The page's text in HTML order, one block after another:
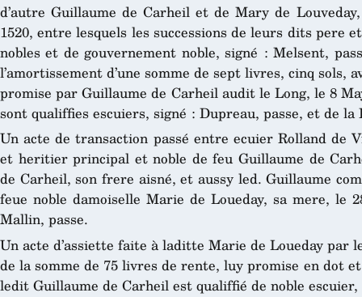
d’autre Guillaume de Carheil et de Mary de
1520, entre lesquels les successions de leurs dits pere
nobles et de gouvernement noble, signé : Melsent,
l’amortissement d’une somme de sept livres, cinq
promise par Guillaume de Carheil audit le Long, le 8
sont qualiffies escuiers, signé : Dupreau, passe, et de la
Un acte de transaction passé entre ecuier Rolland de
et heritier principal et noble de feu Guillaume de
de Carheil, son frere aisné, et aussy led. Guillaume
feue noble damoiselle Marie de Loueday, sa mere, le
Mallin, passe.
Un acte d’assiette faite à laditte Marie de Loueday par
de la somme de 75 livres de rente, luy promise en dot
ledit Guillaume de Carheil est qualiffié de noble